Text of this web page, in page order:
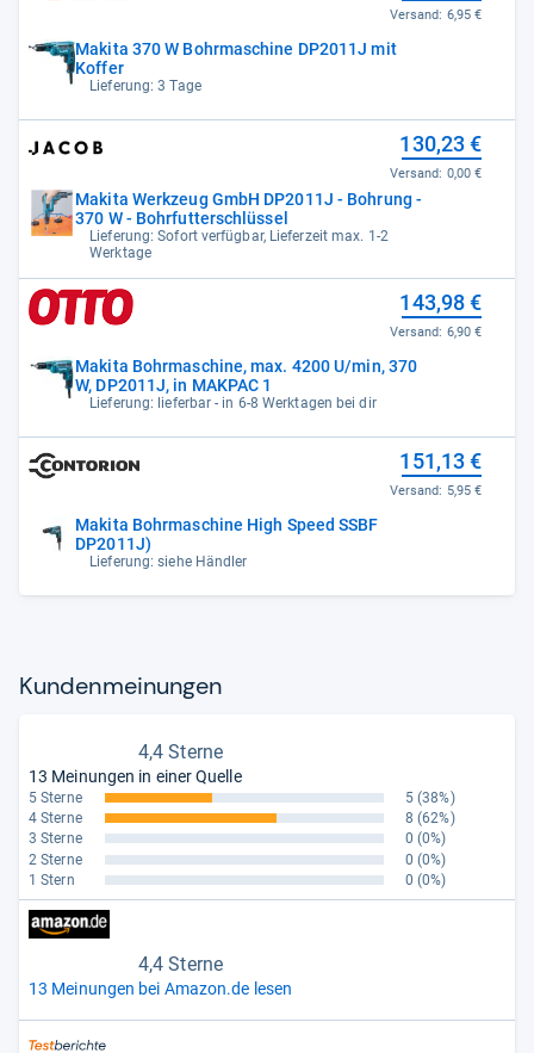
Makita 370 W Bohrmaschine DP2011J mit
Koffer
Lieferung: 3 Tage
Versand: 6,95 €
Makita Werkzeug GmbH DP2011J - Bohrung -
370 W - Bohrfutterschlüssel
Lieferung: Sofort verfügbar, Lieferzeit max. 1-2
Werktage
130,23 €
Versand: 0,00 €
Makita Bohrmaschine, max. 4200 U/min, 370
W, DP2011J, in MAKPAC 1
Lieferung: lieferbar - in 6-8 Werktagen bei dir
143,98 €
Versand: 6,90 €
Makita Bohrmaschine High Speed SSBF
DP2011J)
Lieferung: siehe Händler
151,13 €
Versand: 5,95 €
Kun­den­mei­nun­gen
4,4 Sterne
13 Meinungen in einer Quelle
5 Sterne 5 (38%)
4 Sterne
8 (62%)
3 Sterne
0 (0%)
2 Sterne
0 (0%)
1 Stern
0 (0%)
4,4 Sterne
13 Meinungen bei Amazon.de lesen